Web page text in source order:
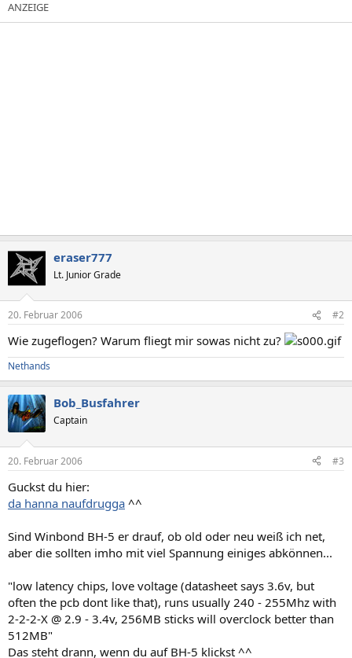
eraser777
Lt. Junior Grade
20. Februar 2006 #2
Wie zugeflogen? Warum fliegt mir sowas nicht zu?
Nethands
Bob_Busfahrer
Captain
20. Februar 2006 #3
Guckst du hier:
da hanna naufdrugga ^^
Sind Winbond BH-5 er drauf, ob old oder neu weiß ich net,
aber die sollten imho mit viel Spannung einiges abkönnen...
"low latency chips, love voltage (datasheet says 3.6v, but
often the pcb dont like that), runs usually 240 - 255Mhz with
2-2-2-X @ 2.9 - 3.4v, 256MB sticks will overclock better than
512MB"
Das steht drann, wenn du auf BH-5 klickst ^^